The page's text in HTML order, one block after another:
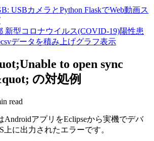
USBカメラとPython FlaskでWeb動画ス
新型コロナウイルス(COVID-19)陽性患
データを積み上げグラフ表示
to open sync
の対処例
read
AndroidアプリをEclipseから実機でデバ
に出力されたエラーです。